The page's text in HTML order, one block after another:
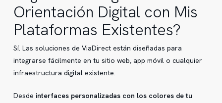
Orientación Digital con Mis
Plataformas Existentes?
Sí. Las soluciones de ViaDirect están diseñadas para
integrarse fácilmente en tu sitio web, app móvil o cualquier
infraestructura digital existente.
Desde interfaces personalizadas con los colores de tu